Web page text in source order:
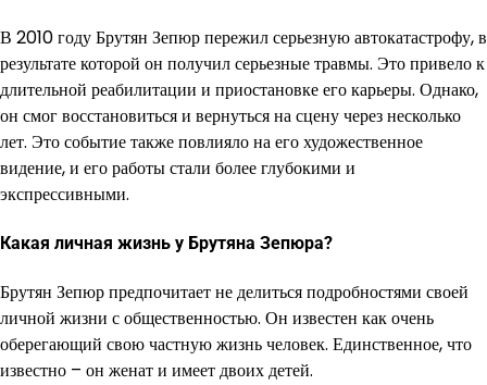
В 2010 году Брутян Зепюр пережил серьезную автокатастрофу, в
результате которой он получил серьезные травмы. Это привело к
длительной реабилитации и приостановке его карьеры. Однако,
он смог восстановиться и вернуться на сцену через несколько
лет. Это событие также повлияло на его художественное
видение, и его работы стали более глубокими и
экспрессивными.
Какая личная жизнь у Брутяна Зепюра?
Брутян Зепюр предпочитает не делиться подробностями своей
личной жизни с общественностью. Он известен как очень
оберегающий свою частную жизнь человек. Единственное, что
известно – он женат и имеет двоих детей.